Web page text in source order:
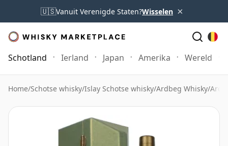
🇺🇸Vanuit Verenigde Staten?Wisselen ×
Schotland Ierland Japan Amerika Wereld
Home/Schotse whisky/Islay Schotse whisky/Ardbeg Whisky/